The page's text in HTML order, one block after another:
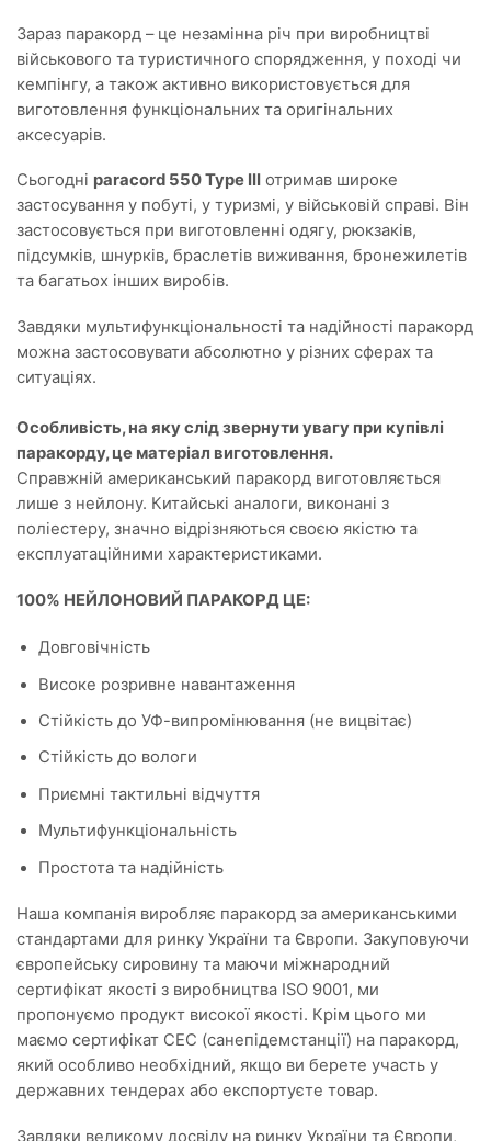
Зараз паракорд – це незамінна річ при виробництві
військового та туристичного спорядження, у поході чи
кемпінгу, а також активно використовується для
виготовлення функціональних та оригінальних
аксесуарів.
Сьогодні paracord 550 Type III отримав широке
застосування у побуті, у туризмі, у військовій справі. Він
застосовується при виготовленні одягу, рюкзаків,
підсумків, шнурків, браслетів виживання, бронежилетів
та багатьох інших виробів.
Завдяки мультифункціональності та надійності паракорд
можна застосовувати абсолютно у різних сферах та
ситуаціях.
Особливість, на яку слід звернути увагу при купівлі
паракорду, це матеріал виготовлення.
Справжній американський паракорд виготовляється
лише з нейлону. Китайські аналоги, виконані з
поліестеру, значно відрізняються своєю якістю та
експлуатаційними характеристиками.
100% НЕЙЛОНОВИЙ ПАРАКОРД ЦЕ:
Довговічність
Високе розривне навантаження
Стійкість до УФ-випромінювання (не вицвітає)
Стійкість до вологи
Приємні тактильні відчуття
Мультифункціональність
Простота та надійність
Наша компанія виробляє паракорд за американськими
стандартами для ринку України та Європи. Закуповуючи
європейську сировину та маючи міжнародний
сертифікат якості з виробництва ISO 9001, ми
пропонуємо продукт високої якості. Крім цього ми
маємо сертифікат СЕС (санепідемстанції) на паракорд,
який особливо необхідний, якщо ви берете участь у
державних тендерах або експортуєте товар.
Завдяки великому досвіду на ринку України та Європи,